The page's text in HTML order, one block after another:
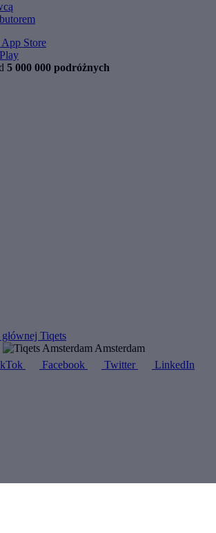
5 000 000 podróżnych
Amsterdam
Facebook Twitter LinkedIn